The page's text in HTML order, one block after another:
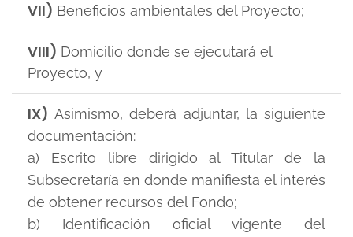
VII) Beneficios ambientales del Proyecto;
VIII) Domicilio donde se ejecutará el
Proyecto, y
IX)Asimismo, deberá adjuntar, la siguiente
documentación:
a) Escrito libre dirigido al Titular de la
Subsecretaría en donde manifiesta el interés
de obtener recursos del Fondo;
b) Identificación oficial vigente del